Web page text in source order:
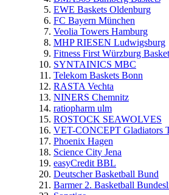
EWE Baskets Oldenburg
FC Bayern München
Veolia Towers Hamburg
MHP RIESEN Ludwigsburg
Fitness First Würzburg
SYNTAINICS MBC
Telekom Baskets Bonn
RASTA Vechta
NINERS Chemnitz
ratiopharm ulm
ROSTOCK SEAWOLVES
VET-CONCEPT Gladiators
Phoenix Hagen
Science City Jena
easyCredit BBL
Deutscher Basketball Bund
Barmer 2. Basketball